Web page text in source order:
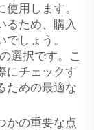
用します。
るため、購入
しょう。
選択です。こ
にチェックす
ための最適な
かの重要な点